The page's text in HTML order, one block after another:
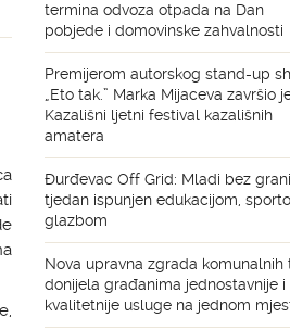
termina odvoza otpada na Dan
pobjede i domovinske zahvalnosti
Premijerom autorskog stand-up
„Eto tak.” Marka Mijaceva završio
Kazališni ljetni festival kazališnih
amatera
Đurđevac Off Grid: Mladi bez
tjedan ispunjen edukacijom,
glazbom
Nova upravna zgrada komunalnih
donijela građanima jednostavnije i
kvalitetnije usluge na jednom